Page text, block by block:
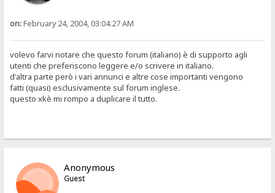
on:February 24, 2004, 03:04:27 AM
volevo farvi notare che questo forum (italiano) è di supporto agli
utenti che preferiscono leggere e/o scrivere in italiano.
d'altra parte però i vari annunci e altre cose importanti vengono
fatti (quasi) esclusivamente sul forum inglese.
questo xkè mi rompo a duplicare il tutto.
Anonymous
Guest